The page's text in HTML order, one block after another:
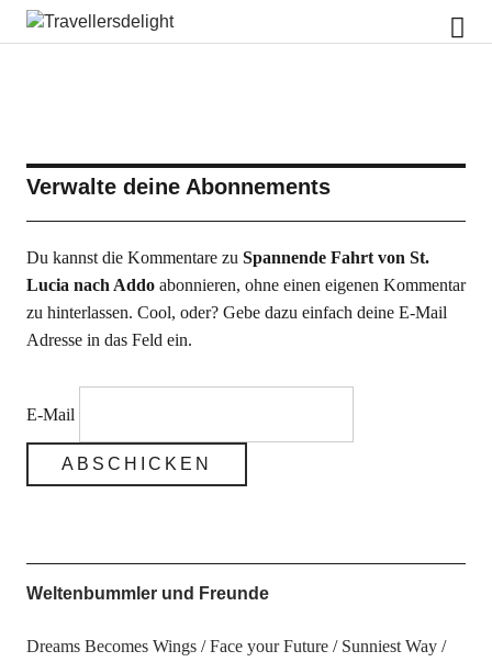
Travellersdelight
Verwalte deine Abonnements
Du kannst die Kommentare zu Spannende Fahrt von St.
Lucia nach Addoabonnieren, ohne einen eigenen Kommentar
zu hinterlassen. Cool, oder? Gebe dazu einfach deine E-Mail
Adresse in das Feld ein.
E-Mail
Weltenbummler und Freunde
Dreams Becomes Wings Face your Future
Sunniest Way